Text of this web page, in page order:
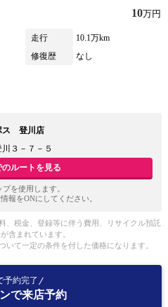
10万円
走行
10.1万km
修復歴
なし
ス 登川店
３－７－５
ルートを見る
を使用します。
報をONにしてください。
、税金、登録等に伴う費用、リサイクル預託
含まれています。
て一定の条件を付した価格になります。
予約完了
で来店予約